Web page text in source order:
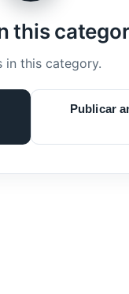
this
in this category.
Publicar